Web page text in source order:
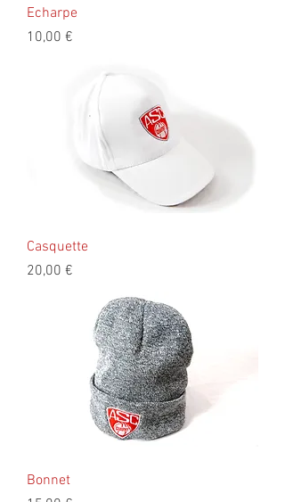
Echarpe
Prix
10,00 €
Casquette
Prix
20,00 €
Bonnet